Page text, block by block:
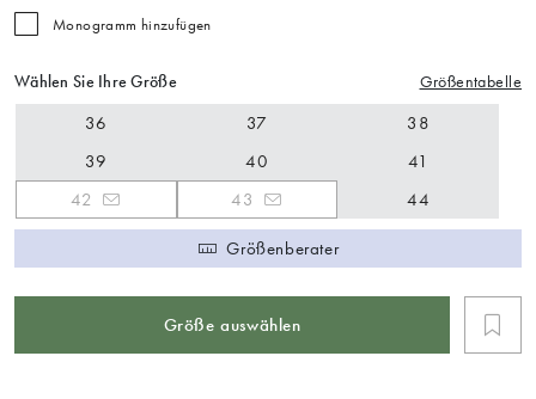
Monogramm hinzufügen
Wählen Sie Ihre Größe Größentabelle
36 37
38
39
40
41
42
43 44
Größenberater
Größe auswählen